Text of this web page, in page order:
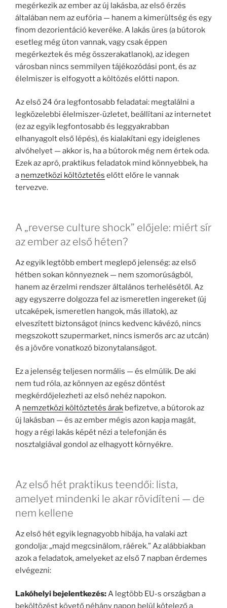
megérkezik az ember az új lakásba, az első érzés
általában nem az eufória — hanem a kimerültség és egy
finom dezorientáció keveréke. A lakás üres (a bútorok
esetleg még úton vannak, vagy csak éppen
megérkeztek és még összerakatlanok), az idegen
városban nincs semmilyen tájékozódási pont, és az
élelmiszer is elfogyott a költözés előtti napon.
Az első 24 óra legfontosabb feladatai: megtalálni a
legközelebbi élelmiszer-üzletet, beállítani az internetet
(ez az egyik legfontosabb és leggyakrabban
elhanyagolt első lépés), és kialakítani egy ideiglenes
alvóhelyet — akkor is, ha a bútorok még nem értek oda.
Ezek az apró, praktikus feladatok mind könnyebbek, ha
a nemzetközi költöztetés előtt előre le vannak
tervezve.
A „reverse culture shock” előjele: miért sír
az ember az első héten?
Az egyik legtöbb embert meglepő jelenség: az első
hétben sokan könnyeznek — nem szomorúságból,
hanem az érzelmi rendszer általános terhelésétől. Az
agy egyszerre dolgozza fel az ismeretlen ingereket (új
utcaképek, ismeretlen hangok, más illatok), az
elveszített biztonságot (nincs kedvenc kávézó, nincs
megszokott szupermarket, nincs ismerős arc az utcán)
és a jövőre vonatkozó bizonytalanságot.
Ez a jelenség teljesen normális — és elmúlik. De aki
nem tud róla, az könnyen az egész döntést
megkérdőjelezheti az első nehéz napokon.
A nemzetközi költöztetés árak befizetve, a bútorok az
új lakásban — és az ember mégis azon kapja magát,
hogy a régi lakás képét nézi a telefonján és
nosztalgiával gondol az elhagyott környékre.
Az első hét praktikus teendői: lista,
amelyet mindenki le akar rövidíteni — de
nem kellene
Az első hét egyik legnagyobb hibája, ha valaki azt
gondolja: „majd megcsinálom, ráérek.” Az alábbiakban
azok a feladatok, amelyeket az első 7 napban érdemes
elvégezni:
Lakóhelyi bejelentkezés:A legtöbb EU-s országban a